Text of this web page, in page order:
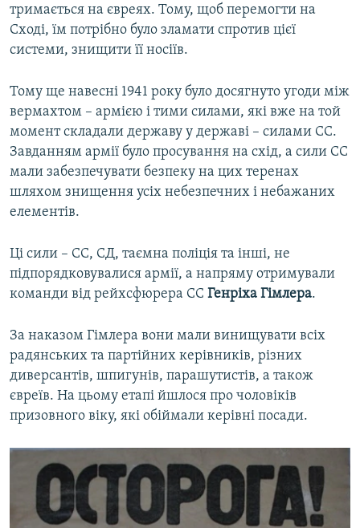
тримається на євреях. Тому, щоб перемогти на
Сході, їм потрібно було зламати спротив цієї
системи, знищити її носіїв.
Тому ще навесні 1941 року було досягнуто угоди між
вермахтом – армією і тими силами, які вже на той
момент складали державу у державі – силами СС.
Завданням армії було просування на схід, а сили СС
мали забезпечувати безпеку на цих теренах
шляхом знищення усіх небезпечних і небажаних
елементів.
Ці сили – СС, СД, таємна поліція та інші, не
підпорядковувалися армії, а напряму отримували
команди від рейхсфюрера СС Генріха Гімлера.
За наказом Гімлера вони мали винищувати всіх
радянських та партійних керівників, різних
диверсантів, шпигунів, парашутистів, а також
євреїв. На цьому етапі йшлося про чоловіків
призовного віку, які обіймали керівні посади.